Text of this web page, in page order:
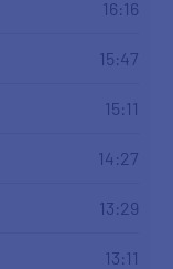
16:16
15:47
15:11
14:27
13:29
13:11